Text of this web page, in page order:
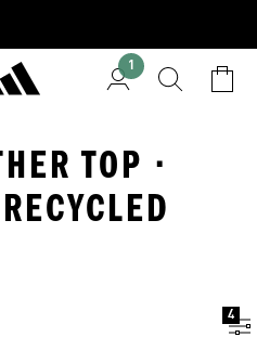
1
TOP ·
4